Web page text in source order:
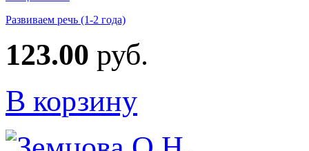
Развиваем речь (1-2 года)
123.00 руб.
В корзину